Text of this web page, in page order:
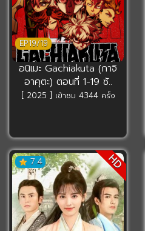
EP19/19
อนิเมะ Gachiakuta (กาจิ
อาคุตะ) ตอนที่ 1-19 ซั..
[ 2025 ] เข้าชม 4344 ครั้ง
7.4 HD